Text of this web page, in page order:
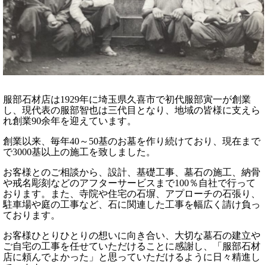
服部石材店は1929年に埼玉県久喜市で初代服部寅一が創業
し、現代表の服部智也は三代目となり、地域の皆様に支えら
れ創業90余年を迎えています。
創業以来、毎年40～50基のお墓を作り続けており、現在まで
で3000基以上の施工を致しました。
お客様とのご相談から、設計、基礎工事、墓石の施工、納骨
や戒名彫刻などのアフターサービスまで100％自社で行って
おります。また、寺院や住宅の石塀、アプローチの石張り、
駐車場や庭の工事など、石に関連した工事を幅広く請け負っ
ております。
お客様ひとりひとりの想いに向き合い、大切な墓石の建立や
ご自宅の工事を任せていただけることに感謝し、「服部石材
店に頼んでよかった」と思っていただけるように日々精進し